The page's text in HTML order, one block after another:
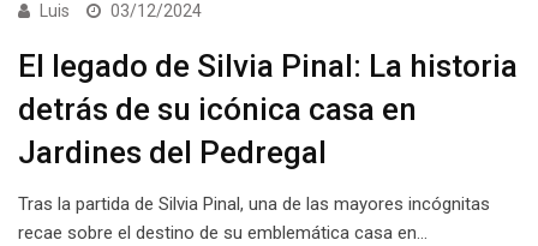
Luis 03/12/2024
El legado de Silvia Pinal: La historia
detrás de su icónica casa en
Jardines del Pedregal
Tras la partida de Silvia Pinal, una de las mayores incógnitas
recae sobre el destino de su emblemática casa en…